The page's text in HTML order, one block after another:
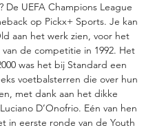
De UEFA Champions League
op Pickx+ Sports. Je kan
aan het werk zien, voor het
de competitie in 1992. Het
was het bij Standard een
voetbalsterren die over hun
met dank aan het dikke
D’Onofrio. Eén van hen
in eerste ronde van de Youth